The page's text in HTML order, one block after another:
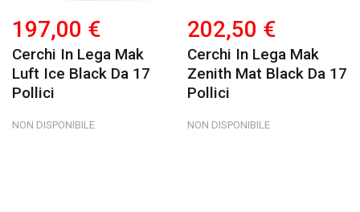
197,00 €
Cerchi In Lega Mak
Luft Ice Black Da 17
Pollici
NON DISPONIBILE
202,50 €
Cerchi In Lega Mak
Zenith Mat Black Da 17
Pollici
NON DISPONIBILE